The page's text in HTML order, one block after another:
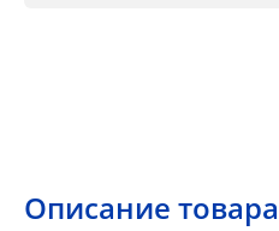
Описание товара